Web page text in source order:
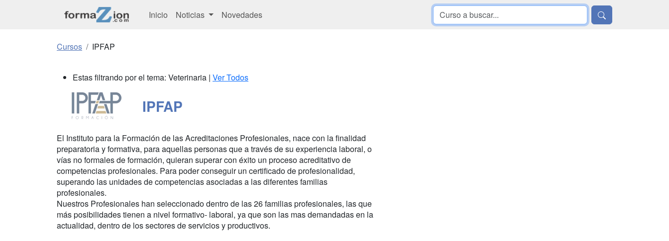
Inicio Noticias Novedades
Cursos IPFAP
Estas filtrando por el tema: Veterinaria | Ver Todos
IPFAP
El Instituto para la Formación de las Acreditaciones Profesionales, nace con la finalidad
preparatoria y formativa, para aquellas personas que a través de su experiencia laboral, o
vías no formales de formación, quieran superar con éxito un proceso acreditativo de
competencias profesionales. Para poder conseguir un certificado de profesionalidad,
superando las unidades de competencias asociadas a las diferentes familias
profesionales.
Nuestros Profesionales han seleccionado dentro de las 26 familias profesionales, las que
más posibilidades tienen a nivel formativo- laboral, ya que son las mas demandadas en la
actualidad, dentro de los sectores de servicios y productivos.